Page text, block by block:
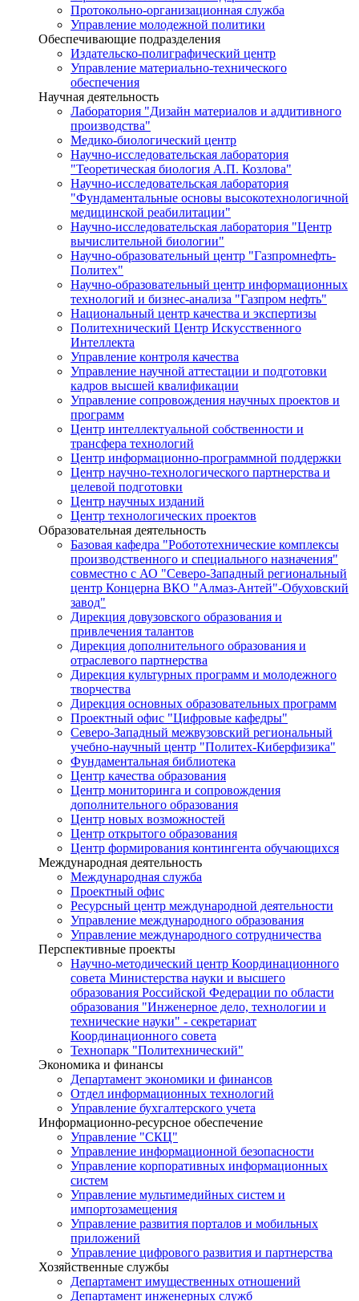
Протокольно-организационная служба
Управление молодежной политики
Обеспечивающие подразделения
Издательско-полиграфический центр
Управление материально-технического
обеспечения
Научная деятельность
Лаборатория "Дизайн материалов и аддитивного
производства"
Медико-биологический центр
Научно-исследовательская лаборатория
"Теоретическая биология А.П. Козлова"
Научно-исследовательская лаборатория
"Фундаментальные основы высокотехнологичной
медицинской реабилитации"
Научно-исследовательская лаборатория "Центр
вычислительной биологии"
Научно-образовательный центр "Газпромнефть-
Политех"
Научно-образовательный центр информационных
технологий и бизнес-анализа "Газпром нефть"
Национальный центр качества и экспертизы
Политехнический Центр Искусственного
Интеллекта
Управление контроля качества
Управление научной аттестации и подготовки
кадров высшей квалификации
Управление сопровождения научных проектов и
программ
Центр интеллектуальной собственности и
трансфера технологий
Центр информационно-программной поддержки
Центр научно-технологического партнерства и
целевой подготовки
Центр научных изданий
Центр технологических проектов
Образовательная деятельность
Базовая кафедра "Робототехнические комплексы
производственного и специального назначения"
совместно с АО "Северо-Западный региональный
центр Концерна ВКО "Алмаз-Антей"-Обуховский
завод"
Дирекция довузовского образования и
привлечения талантов
Дирекция дополнительного образования и
отраслевого партнерства
Дирекция культурных программ и молодежного
творчества
Дирекция основных образовательных программ
Проектный офис "Цифровые кафедры"
Северо-Западный межвузовский региональный
учебно-научный центр "Политех-Киберфизика"
Фундаментальная библиотека
Центр качества образования
Центр мониторинга и сопровождения
дополнительного образования
Центр новых возможностей
Центр открытого образования
Центр формирования контингента обучающихся
Международная деятельность
Международная служба
Проектный офис
Ресурсный центр международной деятельности
Управление международного образования
Управление международного сотрудничества
Перспективные проекты
Научно-методический центр Координационного
совета Министерства науки и высшего
образования Российской Федерации по области
образования "Инженерное дело, технологии и
технические науки" - секретариат
Координационного совета
Технопарк "Политехнический"
Экономика и финансы
Департамент экономики и финансов
Отдел информационных технологий
Управление бухгалтерского учета
Информационно-ресурсное обеспечение
Управление "СКЦ"
Управление информационной безопасности
Управление корпоративных информационных
систем
Управление мультимедийных систем и
импортозамещения
Управление развития порталов и мобильных
приложений
Управление цифрового развития и партнерства
Хозяйственные службы
Департамент имущественных отношений
Департамент инженерных служб